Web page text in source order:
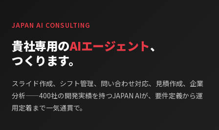
JAPAN AI CONSULTING
貴社専用のAIエージェント、
つくります。
スライド作成、シフト管理、問い合わせ対応、見積作成、企業
分析——400社の開発実績を持つJAPAN AIが、要件定義から運
用定着まで一気通貫で。